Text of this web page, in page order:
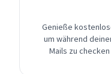
Genieße
um während
Mails zu